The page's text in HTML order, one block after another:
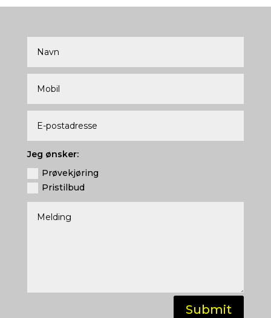
Jeg ønsker:
Prøvekjøring
Pristilbud
Submit